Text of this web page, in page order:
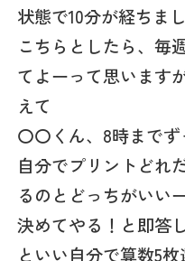
状態で10分が経ちまし
こちらとしたら、毎
てよーって思います
えて
〇〇くん、8時まで
自分でプリントどれ
るのとどっちがいい
決めてやる！と即答
といい自分で算数5